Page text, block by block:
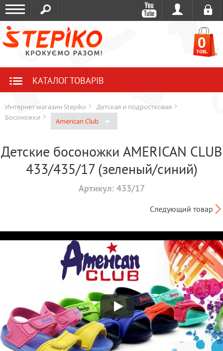
0
тов.
КАТАЛОГ ТОВАРІВ
Интернет магазин Stepiko
Детская и подростковая
Босоножки
American Club
Детские босоножки AMERICAN CLUB
433/435/17 (зеленый/синий)
Артикул: 433/17
Следующий товар